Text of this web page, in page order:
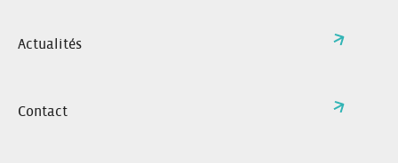
Actualités
Contact